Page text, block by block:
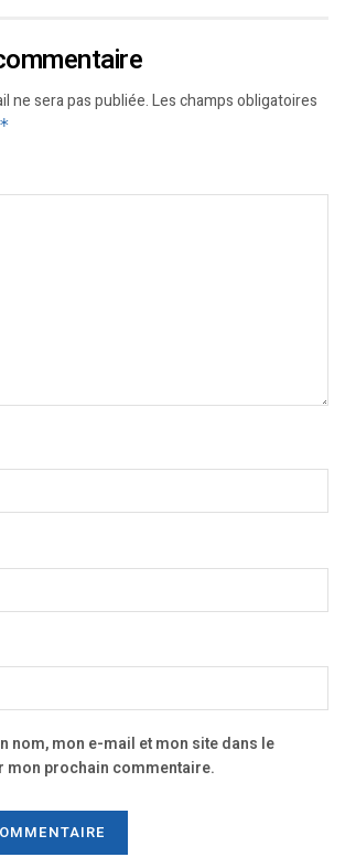
ne sera pas publiée.Les champs obligatoires
*
nom, mon e-mail et mon site dans le
mon prochain commentaire.